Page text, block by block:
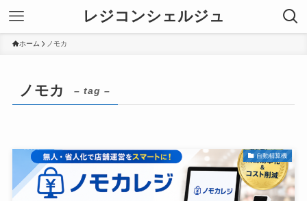
レジコンシェルジュ
ホーム ノモカ
ノモカ – tag –
自動精算機